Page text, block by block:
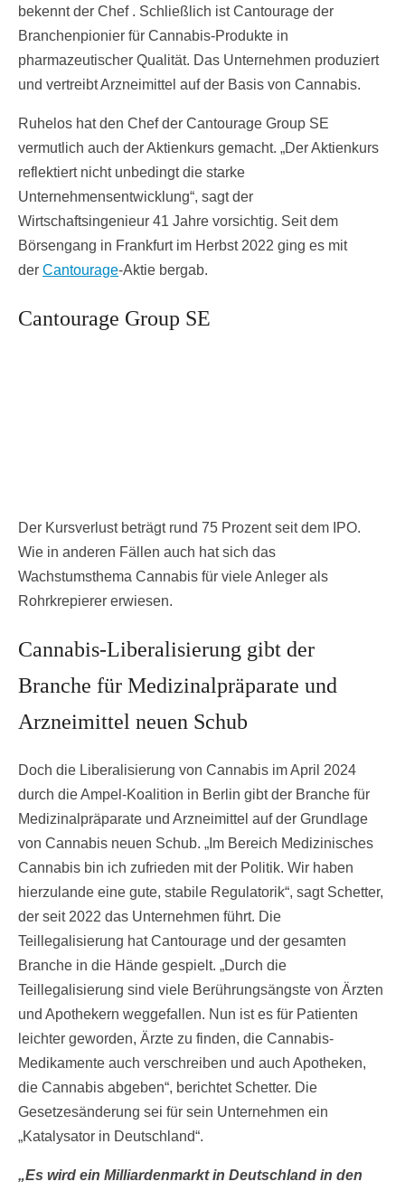
bekennt der Chef . Schließlich ist Cantourage der
Branchenpionier für Cannabis-Produkte in
pharmazeutischer Qualität. Das Unternehmen produziert
und vertreibt Arzneimittel auf der Basis von Cannabis.
Ruhelos hat den Chef der Cantourage Group SE
vermutlich auch der Aktienkurs gemacht. „Der Aktienkurs
reflektiert nicht unbedingt die starke
Unternehmensentwicklung“, sagt der
Wirtschaftsingenieur 41 Jahre vorsichtig. Seit dem
Börsengang in Frankfurt im Herbst 2022 ging es mit
der Cantourage-Aktie bergab.
Cantourage Group SE
Der Kursverlust beträgt rund 75 Prozent seit dem IPO.
Wie in anderen Fällen auch hat sich das
Wachstumsthema Cannabis für viele Anleger als
Rohrkrepierer erwiesen.
Cannabis-Liberalisierung gibt der
Branche für Medizinalpräparate und
Arzneimittel neuen Schub
Doch die Liberalisierung von Cannabis im April 2024
durch die Ampel-Koalition in Berlin gibt der Branche für
Medizinalpräparate und Arzneimittel auf der Grundlage
von Cannabis neuen Schub. „Im Bereich Medizinisches
Cannabis bin ich zufrieden mit der Politik. Wir haben
hierzulande eine gute, stabile Regulatorik“, sagt Schetter,
der seit 2022 das Unternehmen führt. Die
Teillegalisierung hat Cantourage und der gesamten
Branche in die Hände gespielt. „Durch die
Teillegalisierung sind viele Berührungsängste von Ärzten
und Apothekern weggefallen. Nun ist es für Patienten
leichter geworden, Ärzte zu finden, die Cannabis-
Medikamente auch verschreiben und auch Apotheken,
die Cannabis abgeben“, berichtet Schetter. Die
Gesetzesänderung sei für sein Unternehmen ein
„Katalysator in Deutschland“.
„Es wird ein Milliardenmarkt in Deutschland in den